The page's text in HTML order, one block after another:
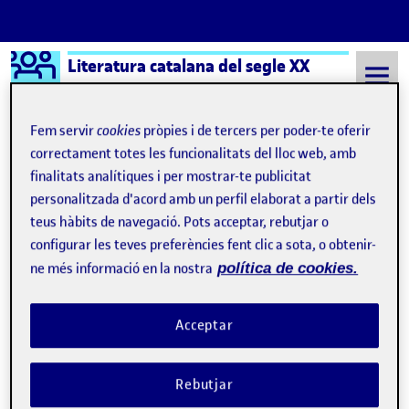
Saltar al contingut
Logo Ágora
Literatura catalana del segle XX
Semestre 20212 - Aula 1 Roger Anglès Devesa
Roger Anglès Devesa
Publicat per
Roger Anglès Devesa
Data de publicació5 juny, 2023 7:55 pm
-comentariel PAC4 INCERTA GLÒRIA – ROGER
Bibliografia: Molas, J. & Triadú, J. “La literatura catalana durant la
guerra civil” (Enregistrament. Ateneu Barcelonès, 1986).
Campillo i Guajardo, M. “La guerra civil en la narrativa catalana”.
Catalan Historical Review, 2011, pàg. 257-268. Campillo, M. &
Fem servircookies pròpies i de tercers per poder-te oferir
correctament totes les funcionalitats del lloc web, amb
finalitats analítiques i per mostrar-te publicitat
personalitzada d'acord amb un perfil elaborat a partir dels
teus hàbits de navegació. Pots acceptar, rebutjar o
configurar les teves preferències fent clic a sota, o obtenir-
ne més informació en la nostra política de cookies.
Rebutjar
Acceptar